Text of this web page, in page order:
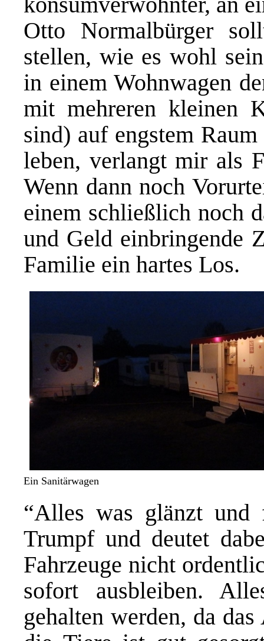
Otto Normalbürger
stellen, wie es wohl
in einem Wohnwagen
mit mehreren kleinen
sind) auf engstem
leben, verlangt mir als
Wenn dann noch
einem schließlich noch
und Geld einbringende
Familie ein hartes Los.
Ein Sanitärwagen
“Alles was glänzt
Trumpf und deutet
Fahrzeuge nicht
sofort ausbleiben.
gehalten werden, da